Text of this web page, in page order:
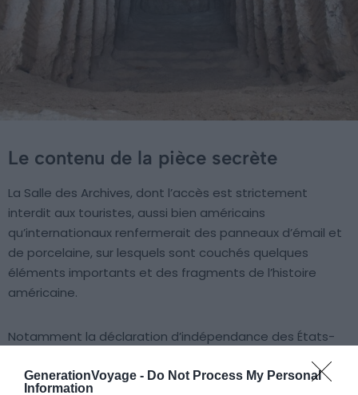
GenerationVoyage - Do Not Process My Personal
Information
Le contenu de la pièce secrète
La Salle des Archives, dont l’accès est strictement
interdit aux touristes, aussi bien américains
qu’internationaux renfermerait des panneaux d’émail et
de porcelaine, sur lesquels sont couchés quelques
éléments importants et des fragments de l’histoire
américaine.
Notamment la déclaration d’indépendance des États-
droits, de même que la biographie du sculpteur. Cette